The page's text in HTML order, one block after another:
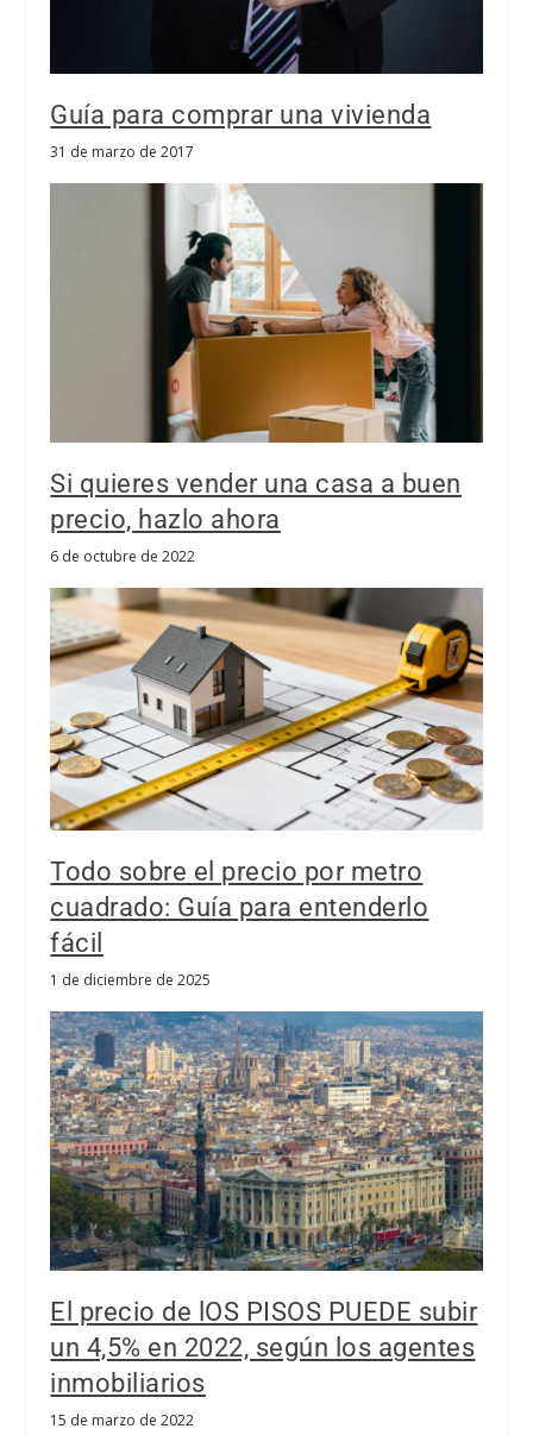
Guía para comprar una vivienda
31 de marzo de 2017
Si quieres vender una casa a buen
precio, hazlo ahora
6 de octubre de 2022
Todo sobre el precio por metro
cuadrado: Guía para entenderlo
fácil
1 de diciembre de 2025
El precio de lOS PISOS PUEDE subir
un 4,5% en 2022, según los agentes
inmobiliarios
15 de marzo de 2022